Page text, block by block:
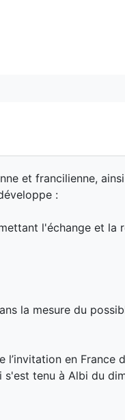
et francilienne,
:
l'échange et la
la mesure du
l’invitation en France
s'est tenu à Albi du